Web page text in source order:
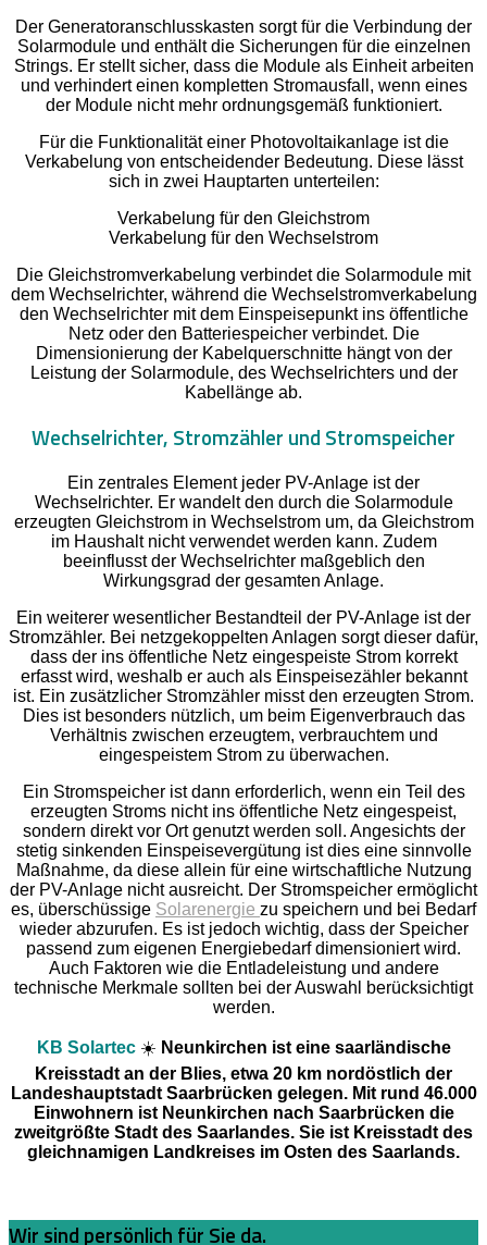
Der Generatoranschlusskasten sorgt für die Verbindung der
Solarmodule und enthält die Sicherungen für die einzelnen
Strings. Er stellt sicher, dass die Module als Einheit arbeiten
und verhindert einen kompletten Stromausfall, wenn eines
der Module nicht mehr ordnungsgemäß funktioniert.
Für die Funktionalität einer Photovoltaikanlage ist die
Verkabelung von entscheidender Bedeutung. Diese lässt
sich in zwei Hauptarten unterteilen:
Verkabelung für den Gleichstrom
Verkabelung für den Wechselstrom
Die Gleichstromverkabelung verbindet die Solarmodule mit
dem Wechselrichter, während die Wechselstromverkabelung
den Wechselrichter mit dem Einspeisepunkt ins öffentliche
Netz oder den Batteriespeicher verbindet. Die
Dimensionierung der Kabelquerschnitte hängt von der
Leistung der Solarmodule, des Wechselrichters und der
Kabellänge ab.
Wechselrichter, Stromzähler und Stromspeicher
Ein zentrales Element jeder PV-Anlage ist der
Wechselrichter. Er wandelt den durch die Solarmodule
erzeugten Gleichstrom in Wechselstrom um, da Gleichstrom
im Haushalt nicht verwendet werden kann. Zudem
beeinflusst der Wechselrichter maßgeblich den
Wirkungsgrad der gesamten Anlage.
Ein weiterer wesentlicher Bestandteil der PV-Anlage ist der
Stromzähler. Bei netzgekoppelten Anlagen sorgt dieser dafür,
dass der ins öffentliche Netz eingespeiste Strom korrekt
erfasst wird, weshalb er auch als Einspeisezähler bekannt
ist. Ein zusätzlicher Stromzähler misst den erzeugten Strom.
Dies ist besonders nützlich, um beim Eigenverbrauch das
Verhältnis zwischen erzeugtem, verbrauchtem und
eingespeistem Strom zu überwachen.
Ein Stromspeicher ist dann erforderlich, wenn ein Teil des
erzeugten Stroms nicht ins öffentliche Netz eingespeist,
sondern direkt vor Ort genutzt werden soll. Angesichts der
stetig sinkenden Einspeisevergütung ist dies eine sinnvolle
Maßnahme, da diese allein für eine wirtschaftliche Nutzung
der PV-Anlage nicht ausreicht. Der Stromspeicher ermöglicht
es, überschüssige Solarenergie zu speichern und bei Bedarf
wieder abzurufen. Es ist jedoch wichtig, dass der Speicher
passend zum eigenen Energiebedarf dimensioniert wird.
Auch Faktoren wie die Entladeleistung und andere
technische Merkmale sollten bei der Auswahl berücksichtigt
werden.
KB Solartec☀️ Neunkirchen ist eine saarländische
Kreisstadt an der Blies, etwa 20 km nordöstlich der
Landeshauptstadt Saarbrücken gelegen. Mit rund 46.000
Einwohnern ist Neunkirchen nach Saarbrücken die
zweitgrößte Stadt des Saarlandes. Sie ist Kreisstadt des
gleichnamigen Landkreises im Osten des Saarlands.
Wir sind persönlich für Sie da.